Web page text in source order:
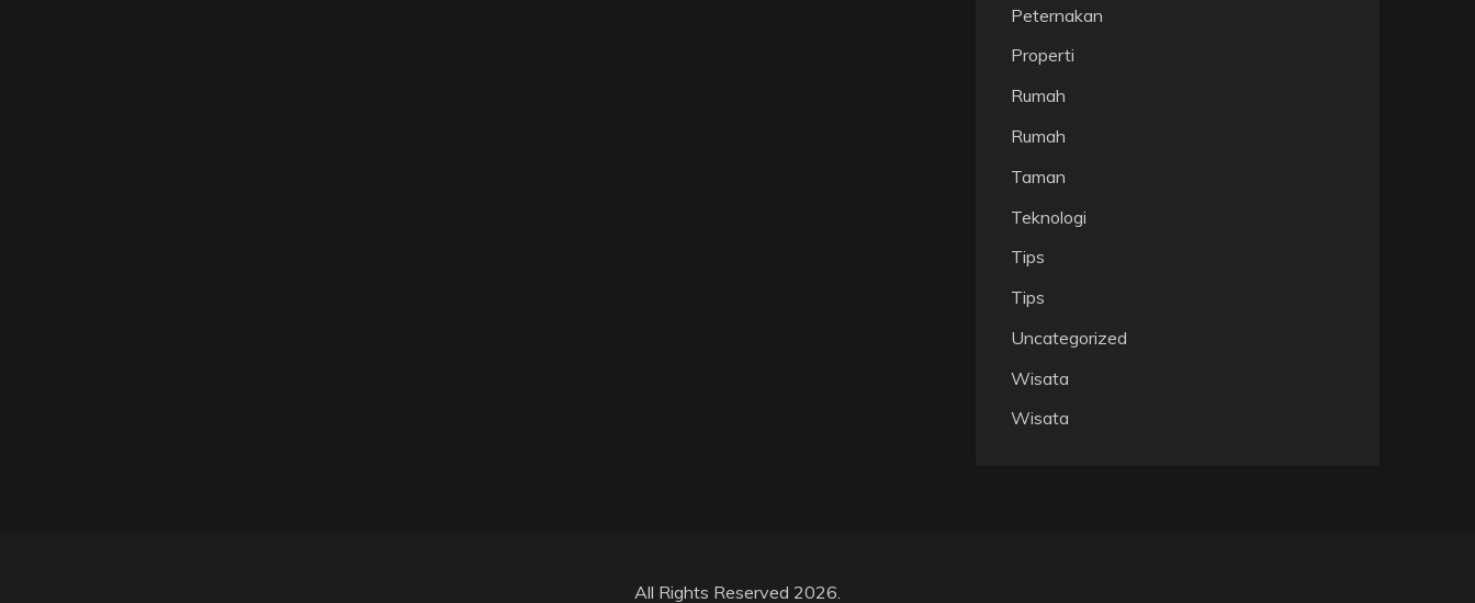
Peternakan
Properti
Rumah
Rumah
Taman
Teknologi
Tips
Tips
Uncategorized
Wisata
Wisata
All Rights Reserved 2026.